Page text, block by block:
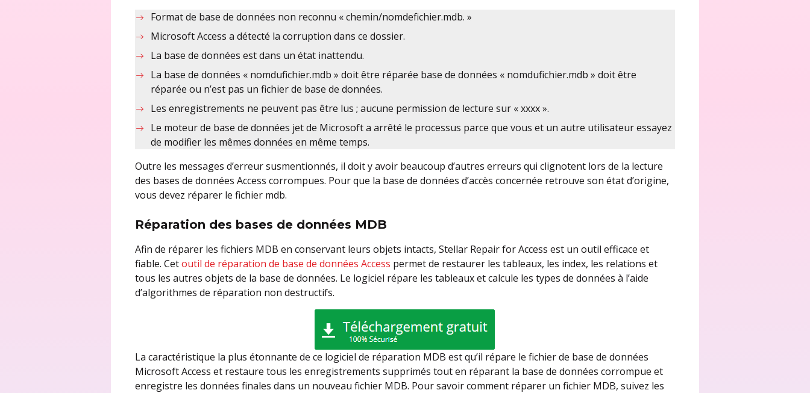
Format de base de données non reconnu « chemin/nomdefichier.mdb. »
Microsoft Access a détecté la corruption dans ce dossier.
La base de données est dans un état inattendu.
La base de données « nomdufichier.mdb » doit être réparée base de données « nomdufichier.mdb » doit être
réparée ou n’est pas un fichier de base de données.
Les enregistrements ne peuvent pas être lus ; aucune permission de lecture sur « xxxx ».
Le moteur de base de données jet de Microsoft a arrêté le processus parce que vous et un autre utilisateur essayez
de modifier les mêmes données en même temps.
Outre les messages d’erreur susmentionnés, il doit y avoir beaucoup d’autres erreurs qui clignotent lors de la lecture
des bases de données Access corrompues. Pour que la base de données d’accès concernée retrouve son état d’origine,
vous devez réparer le fichier mdb.
Réparation des bases de données MDB
Afin de réparer les fichiers MDB en conservant leurs objets intacts, Stellar Repair for Access est un outil efficace et
fiable. Cetoutil de réparation de base de données Access permet de restaurer les tableaux, les index, les relations et
tous les autres objets de la base de données. Le logiciel répare les tableaux et calcule les types de données à l’aide
d’algorithmes de réparation non destructifs.
La caractéristique la plus étonnante de ce logiciel de réparation MDB est qu’il répare le fichier de base de données
Microsoft Access et restaure tous les enregistrements supprimés tout en réparant la base de données corrompue et
enregistre les données finales dans un nouveau fichier MDB. Pour savoir comment réparer un fichier MDB, suivez les